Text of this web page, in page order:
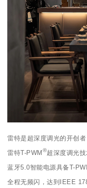
雷特是超深度调光的开创者
雷特T-PWM ®超深度调光
蓝牙5.0智能电源具备T-
全程无频闪，达到IEEE